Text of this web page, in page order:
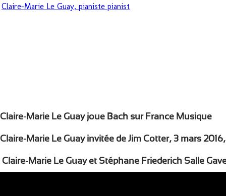
Claire-Marie Le Guay, pianiste pianist
Claire-Marie Le Guay joue Bach sur France Musique
Claire-Marie Le Guay invitée de Jim Cotter, 3 mars
Claire-Marie Le Guay et Stéphane Friederich Salle